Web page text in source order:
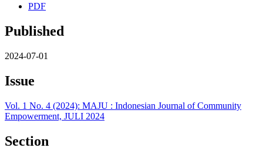
PDF
Published
2024-07-01
Issue
Vol. 1 No. 4 (2024): MAJU : Indonesian Journal of Community
Empowerment, JULI 2024
Section